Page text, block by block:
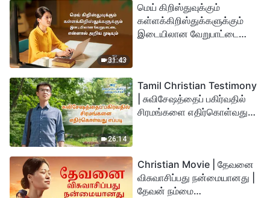
31:43
மெய் கிறிஸ்துவுக்கும்
கள்ளக்கிறிஸ்துக்களுக்கும்
இடையிலான வேறுபாட்டை
26:14
Tamil Christian Testimony
| சுவிசேஷத்தைப் பகிர்வதில்
சிரமங்களை எதிர்கொள்வது
Christian Movie | தேவனை
விசுவாசிப்பது நன்மையானது |
தேவன் நம்மை